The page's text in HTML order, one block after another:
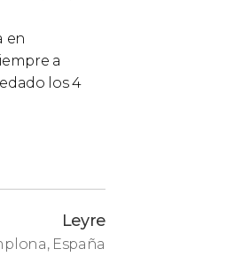
en
a
los 4
Leyre
España